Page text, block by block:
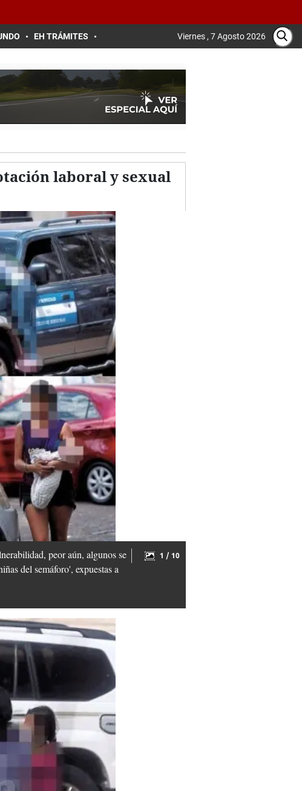
EH TRÁMITES Viernes , 7 Agosto 2026
laboral y sexual
peor aún, algunos se
del semáforo', expuestas a
1 / 10